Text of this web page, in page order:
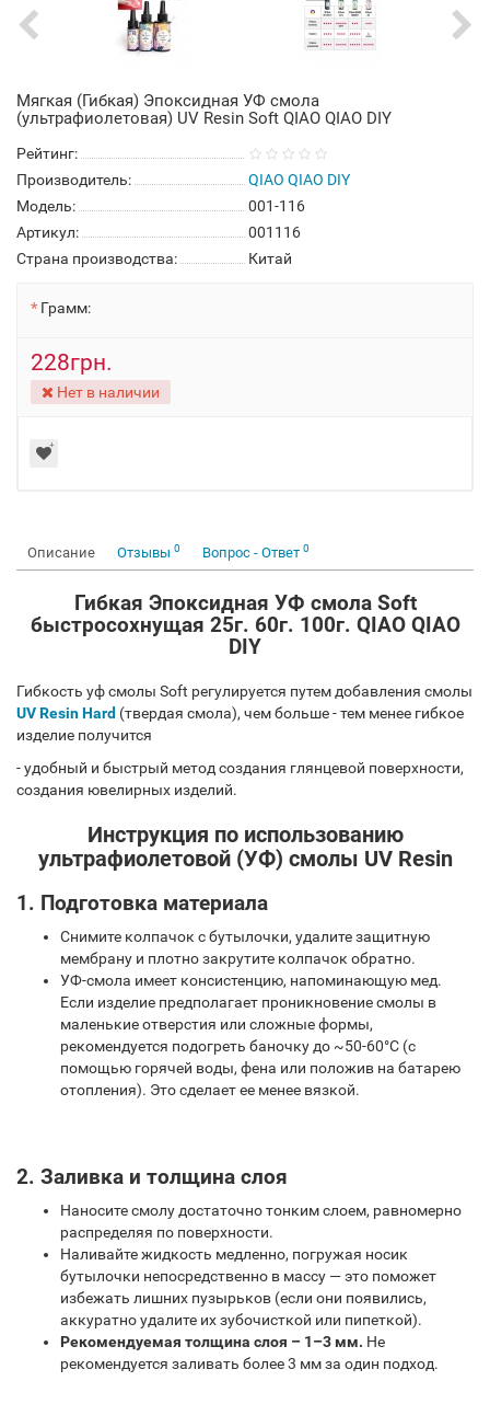
Мягкая (Гибкая) Эпоксидная УФ смола
(ультрафиолетовая) UV Resin Soft QIAO QIAO DIY
Рейтинг:
Производитель:
QIAO QIAO DIY
Модель:
001-116
Артикул:
001116
Страна производства:
Китай
Грамм:
228грн.
Нет в наличии
Описание Отзывы 0 Вопрос - Ответ 0
Гибкая Эпоксидная УФ смола Soft
быстросохнущая 25г. 60г. 100г. QIAO QIAO
DIY
Гибкость уф смолы Soft регулируется путем добавления смолы
UV Resin Hard (твердая смола), чем больше - тем менее гибкое
изделие получится
- удобный и быстрый метод создания глянцевой поверхности,
создания ювелирных изделий.
Инструкция по использованию
ультрафиолетовой (УФ) смолы UV Resin
1. Подготовка материала
Снимите колпачок с бутылочки, удалите защитную
мембрану и плотно закрутите колпачок обратно.
УФ-смола имеет консистенцию, напоминающую мед.
Если изделие предполагает проникновение смолы в
маленькие отверстия или сложные формы,
рекомендуется подогреть баночку до ~50-60°C (с
помощью горячей воды, фена или положив на батарею
отопления). Это сделает ее менее вязкой.
2. Заливка и толщина слоя
Наносите смолу достаточно тонким слоем, равномерно
распределяя по поверхности.
Наливайте жидкость медленно, погружая носик
бутылочки непосредственно в массу — это поможет
избежать лишних пузырьков (если они появились,
аккуратно удалите их зубочисткой или пипеткой).
Рекомендуемая толщина слоя – 1–3 мм. Не
рекомендуется заливать более 3 мм за один подход.